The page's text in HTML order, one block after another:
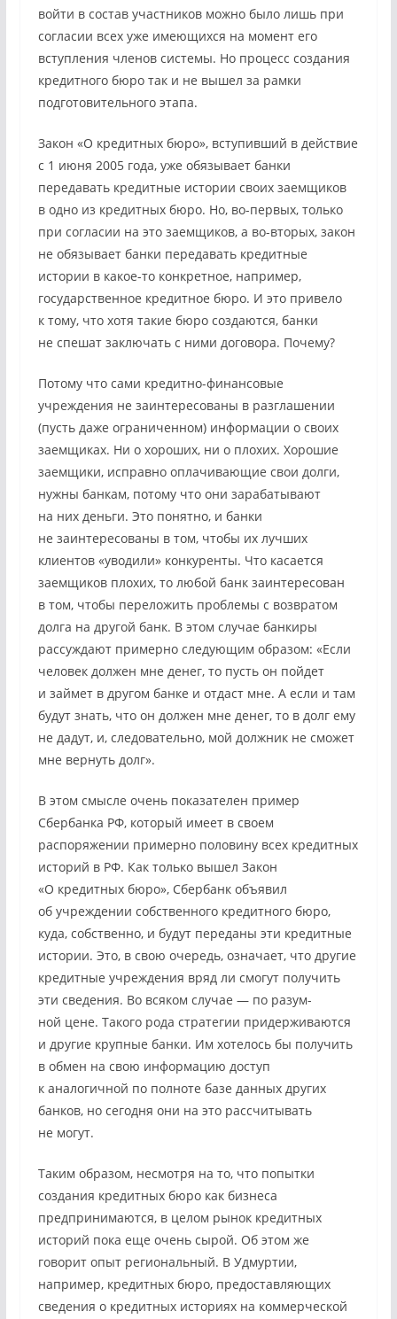
войти в состав участников можно было лишь при
согласии всех уже имеющихся на момент его
вступления членов системы. Но процесс создания
кредитного бюро так и не вышел за рамки
подготовительного этапа.
Закон «О кредитных бюро», вступивший в действие
с 1 июня 2005 года, уже обязывает банки
передавать кредитные истории своих заемщиков
в одно из кредитных бюро. Но, во-первых, только
при согласии на это заемщиков, а во-вторых, закон
не обязывает банки передавать кредитные
истории в какое-то конкретное, например,
государственное кредитное бюро. И это привело
к тому, что хотя такие бюро создаются, банки
не спешат заключать с ними договора. Почему?
Потому что сами кредитно-финансовые
учреждения не заинтересованы в разглашении
(пусть даже ограниченном) информации о своих
заемщиках. Ни о хороших, ни о плохих. Хорошие
заемщики, исправно оплачивающие свои долги,
нужны банкам, потому что они зарабатывают
на них деньги. Это понятно, и банки
не заинтересованы в том, чтобы их лучших
клиентов «уводили» конкуренты. Что касается
заемщиков плохих, то любой банк заинтересован
в том, чтобы переложить проблемы с возвратом
долга на другой банк. В этом случае банкиры
рассуждают примерно следующим образом: «Если
человек должен мне денег, то пусть он пойдет
и займет в другом банке и отдаст мне. А если и там
будут знать, что он должен мне денег, то в долг ему
не дадут, и, следовательно, мой должник не сможет
мне вернуть долг».
В этом смысле очень показателен пример
Сбербанка РФ, который имеет в своем
распоряжении примерно половину всех кредитных
историй в РФ. Как только вышел Закон
«О кредитных бюро», Сбербанк объявил
об учреждении собственного кредитного бюро,
куда, собственно, и будут переданы эти кредитные
истории. Это, в свою очередь, означает, что другие
кредитные учреждения вряд ли смогут получить
эти сведения. Во всяком случае — по разум-
ной цене. Такого рода стратегии придерживаются
и другие крупные банки. Им хотелось бы получить
в обмен на свою информацию доступ
к аналогичной по полноте базе данных других
банков, но сегодня они на это рассчитывать
не могут.
Таким образом, несмотря на то, что попытки
создания кредитных бюро как бизнеса
предпринимаются, в целом рынок кредитных
историй пока еще очень сырой. Об этом же
говорит опыт региональный. В Удмуртии,
например, кредитных бюро, предоставляющих
сведения о кредитных историях на коммерческой